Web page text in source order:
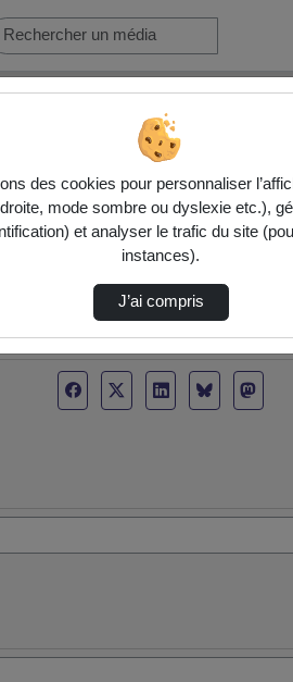
des cookies pour personnaliser
mode sombre ou dyslexie etc.),
et analyser le trafic du site
instances).
J’ai compris